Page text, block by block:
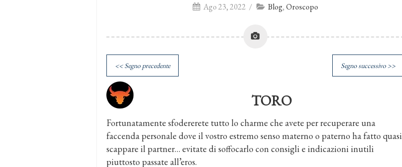
Ago 23, 2022 / Blog,Oroscopo
<< Segno precedente Segno successivo >>
TORO
Fortunatamente sfodererete tutto lo charme che avete per recuperare una
faccenda personale dove il vostro estremo senso materno o paterno ha fatto quasi
scappare il partner… evitate di soffocarlo con consigli e indicazioni inutili
piuttosto passate all’eros.